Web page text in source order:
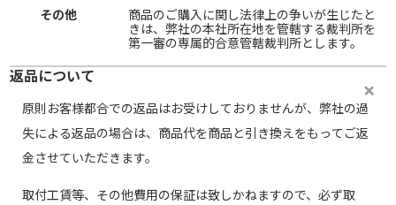
その他
商品のご購入に関し法律上の争いが生じたと
きは、弊社の本社所在地を管轄する裁判所を
第一審の専属的合意管轄裁判所とします。
返品について
原則お客様都合での返品はお受けしておりませんが、弊社の過
失による返品の場合は、商品代を商品と引き換えをもってご返
金させていただきます。
取付工賃等、その他費用の保証は致しかねますので、必ず取